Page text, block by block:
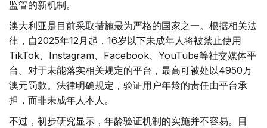
监管的新机制。
澳大利亚是目前采取措施最为严格的国家之一。根据相关法
律，自2025年12月起，16岁以下未成年人将被禁止使用
TikTok、Instagram、Facebook、YouTube等社交媒体平
台。对于未能落实相关规定的平台，最高可被处以4950万
澳元罚款。法律明确规定，验证用户年龄的责任由平台承
担，而非未成年人本人。
不过，初步研究显示，年龄验证机制的实施并不容易。目